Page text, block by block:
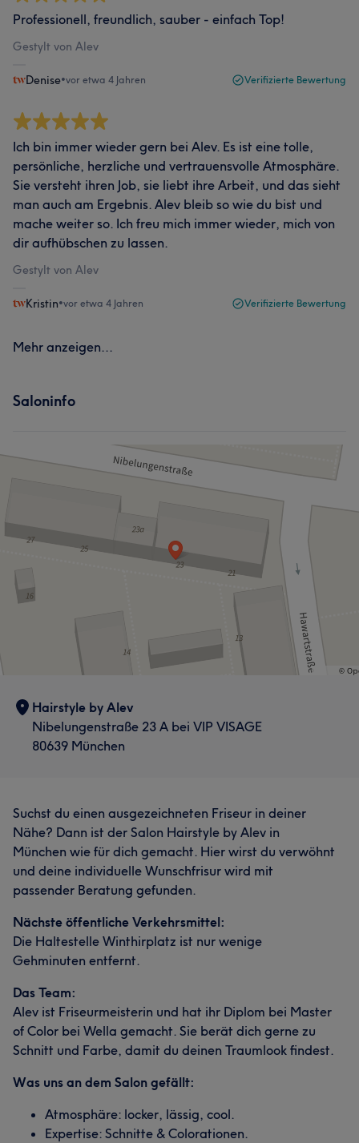
Professionell, freundlich, sauber - einfach Top!
Gestylt von Alev
Denise•vor etwa 4 Jahren Verifizierte Bewertung
Ich bin immer wieder gern bei Alev. Es ist eine tolle,
persönliche, herzliche und vertrauensvolle Atmosphäre.
Sie versteht ihren Job, sie liebt ihre Arbeit, und das sieht
man auch am Ergebnis. Alev bleib so wie du bist und
mache weiter so. Ich freu mich immer wieder, mich von
dir aufhübschen zu lassen.
Gestylt von Alev
Kristin•vor etwa 4 Jahren Verifizierte Bewertung
Mehr anzeigen...
Saloninfo
Hairstyle by Alev
Nibelungenstraße 23 A bei VIP VISAGE
80639 München
Suchst du einen ausgezeichneten Friseur in deiner
Nähe? Dann ist der Salon Hairstyle by Alev in
München wie für dich gemacht. Hier wirst du verwöhnt
und deine individuelle Wunschfrisur wird mit
passender Beratung gefunden.
Nächste öffentliche Verkehrsmittel:
Die Haltestelle Winthirplatz ist nur wenige
Gehminuten entfernt.
Das Team:
Alev ist Friseurmeisterin und hat ihr Diplom bei Master
of Color bei Wella gemacht. Sie berät dich gerne zu
Schnitt und Farbe, damit du deinen Traumlook findest.
Was uns an dem Salon gefällt:
Atmosphäre: locker, lässig, cool.
Expertise: Schnitte & Colorationen.